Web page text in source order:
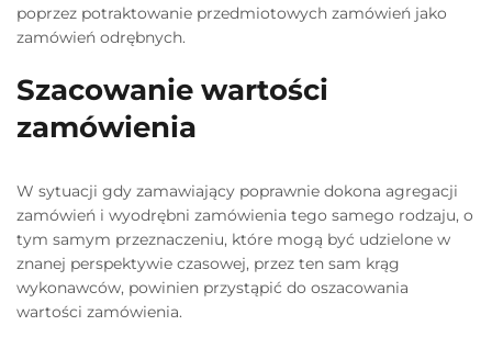
poprzez potraktowanie przedmiotowych zamówień jako
zamówień odrębnych.
Szacowanie wartości
zamówienia
W sytuacji gdy zamawiający poprawnie dokona agregacji
zamówień i wyodrębni zamówienia tego samego rodzaju, o
tym samym przeznaczeniu, które mogą być udzielone w
znanej perspektywie czasowej, przez ten sam krąg
wykonawców, powinien przystąpić do oszacowania
wartości zamówienia.